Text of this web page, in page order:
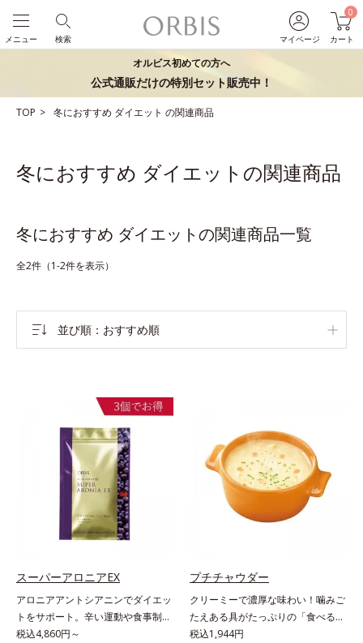
マイページ
0
カート
検索
メニュー
オルビス初めての方へ
公式通販だけの特別セット販売中！
TOP 冬におすすめ ダイエット の関連商品
冬におすすめ ダイエットの関連商品
冬におすすめ ダイエットの関連商品一覧
全2件（1-2件を表示）
並び順 おすすめ順
スーパーアロニアEX
アロニアアントシアニンでダイエッ
トをサポート。辛い運動や食事制限
に立ち向かう、大人の“燃える気持
税込4,860円～
プチチャウダー
クリーミーで濃厚な味わい！噛みご
たえある具がたっぷりの「食べる」
スープ。クリーミーなスープに大粒
税込1,944円